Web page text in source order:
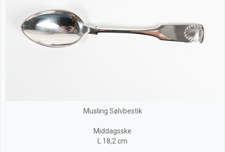
Musling Sølvbestik
Middagsske
L 18,2 cm